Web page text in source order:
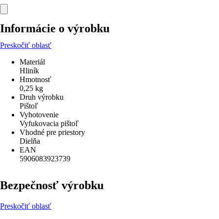
Informácie o výrobku
Preskočiť oblasť
Materiál
Hliník
Hmotnosť
0,25 kg
Druh výrobku
Pištoľ
Vyhotovenie
Vyfukovacia pištoľ
Vhodné pre priestory
Dielňa
EAN
5906083923739
Bezpečnosť výrobku
Preskočiť oblasť